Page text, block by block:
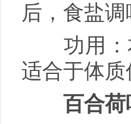
后，食盐调
功用：本
适合于体
百合荷